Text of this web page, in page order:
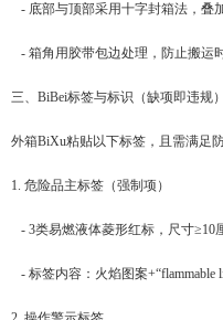
- 底部与顶部采用十字封箱法，叠
- 箱角用胶带包边处理，防止搬运
三、BiBei标签与标识（缺项即违规
外箱BiXu粘贴以下标签，且需满足
1. 危险品主标签（强制项）
- 3类易燃液体菱形红标，尺寸≥10
- 标签内容：火焰图案+“flammable